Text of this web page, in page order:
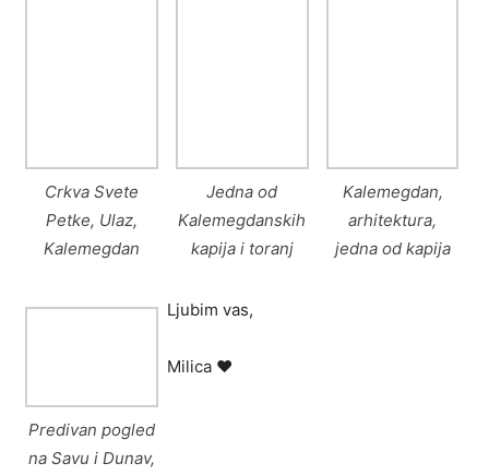
Crkva Svete
Petke, Ulaz,
Kalemegdan
Jedna od
Kalemegdanskih
kapija i toranj
Kalemegdan,
arhitektura,
jedna od kapija
Predivan pogled
na Savu i Dunav,
Ljubim vas,
Milica ♥